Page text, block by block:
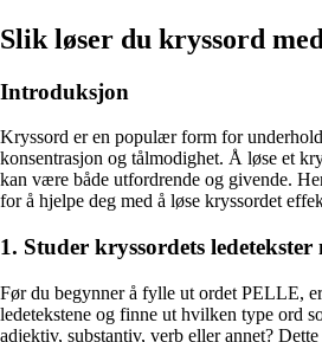
Slik løser du kryssord
Introduksjon
Kryssord er en populær form for
konsentrasjon og tålmodighet. Å løse et
kan være både utfordrende og givende.
for å hjelpe deg med å løse kryssordet
1. Studer kryssordets ledetekster
Før du begynner å fylle ut ordet PELLE,
ledetekstene og finne ut hvilken type ord
adjektiv, substantiv, verb eller annet?